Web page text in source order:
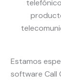
Estamos
software Call